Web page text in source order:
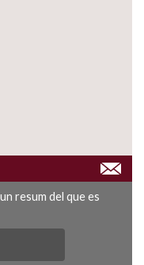
resum del que es